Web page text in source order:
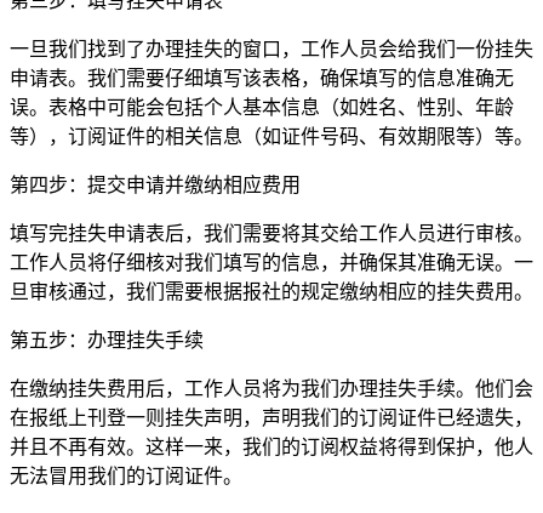
一旦我们找到了办理挂失的窗口，工作人员会给我们一份挂失
申请表。我们需要仔细填写该表格，确保填写的信息准确无
误。表格中可能会包括个人基本信息（如姓名、性别、年龄
等），订阅证件的相关信息（如证件号码、有效期限等）等。
第四步：提交申请并缴纳相应费用
填写完挂失申请表后，我们需要将其交给工作人员进行审核。
工作人员将仔细核对我们填写的信息，并确保其准确无误。一
旦审核通过，我们需要根据报社的规定缴纳相应的挂失费用。
第五步：办理挂失手续
在缴纳挂失费用后，工作人员将为我们办理挂失手续。他们会
在报纸上刊登一则挂失声明，声明我们的订阅证件已经遗失，
并且不再有效。这样一来，我们的订阅权益将得到保护，他人
无法冒用我们的订阅证件。